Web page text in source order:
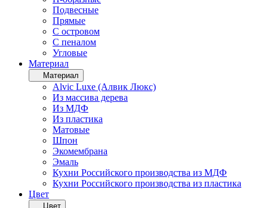
Подвесные
Прямые
С островом
С пеналом
Угловые
Материал
Материал
Alvic Luxe (Алвик Люкс)
Из массива дерева
Из МДФ
Из пластика
Матовые
Шпон
Экомембрана
Эмаль
Кухни Российского производства из МДФ
Кухни Российского производства из пластика
Цвет
Цвет